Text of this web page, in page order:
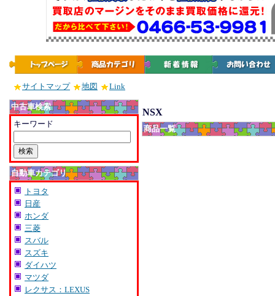
サイトマップ 地図 Link
中古車検索
キーワード
自動車カテゴリ
トヨタ
日産
ホンダ
三菱
スバル
スズキ
ダイハツ
マツダ
レクサス：LEXUS
NSX
商品一覧